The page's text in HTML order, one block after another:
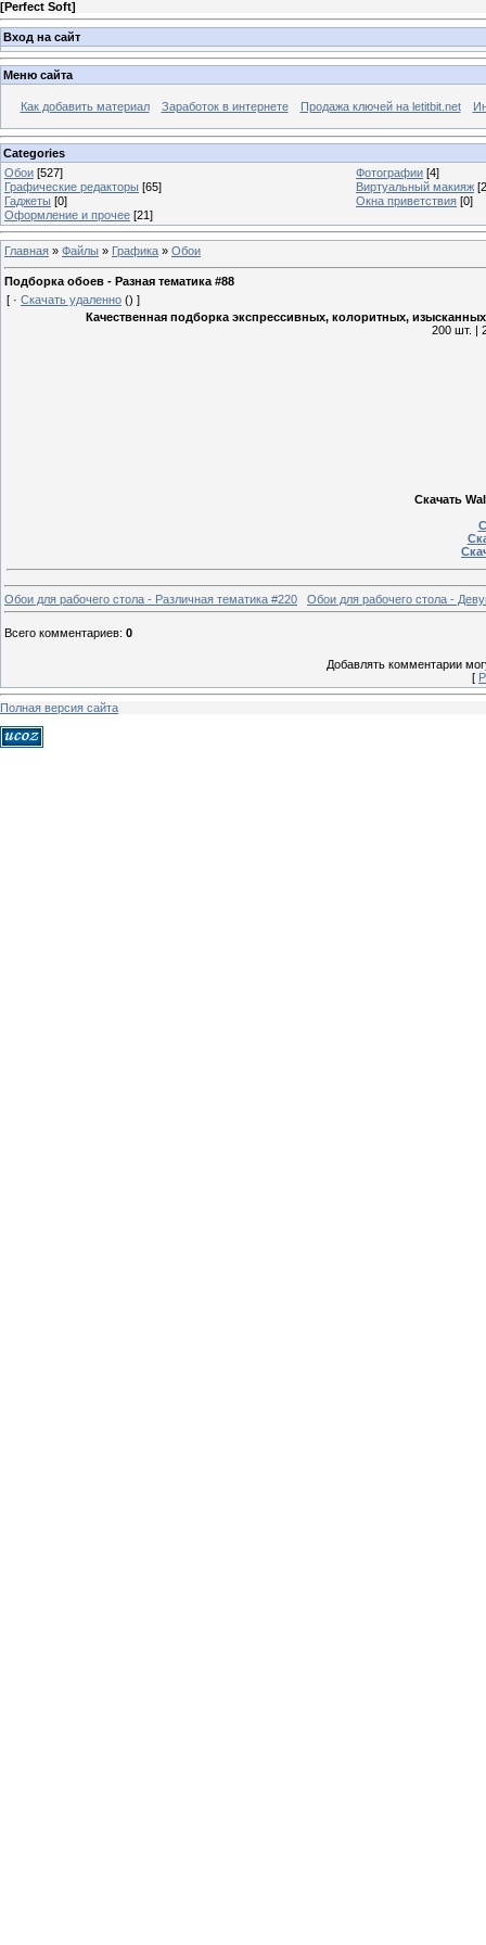
[Perfect Soft]
Вход на сайт
Меню сайта
Как добавить материал Заработок в интернете Продажа ключей на letitbit.net
Categories
Обои [527] Фотографии [4]
Графические редакторы [65] Виртуальный макияж
Гаджеты [0] Окна приветствия [0]
Оформление и прочее [21]
Главная » Файлы » Графика » Обои
Подборка обоев - Разная тематика #88
[ · Скачать удаленно () ]
Качественная подборка экспрессивных, колоритных,
200 шт. |
Скачать
Обои для рабочего стола - Различная тематика #220 Обои для рабочего стола -
Всего комментариев: 0
Добавлять комментарии
[
Полная версия сайта